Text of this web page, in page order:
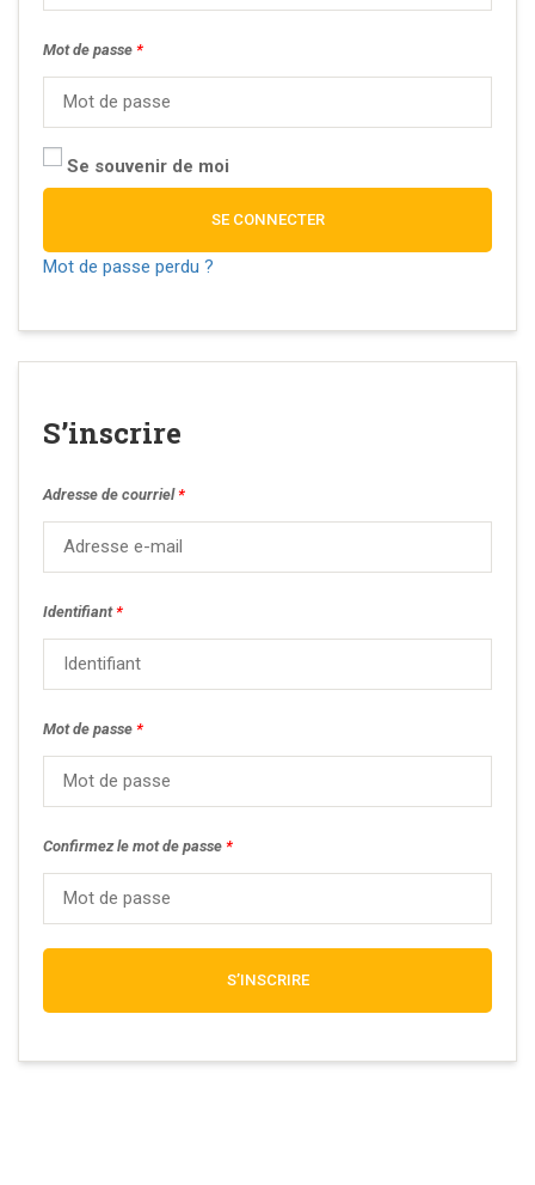
Mot de passe *
Se souvenir de moi
SE CONNECTER
Mot de passe perdu ?
S’inscrire
Adresse de courriel*
Identifiant*
Mot de passe *
Confirmez le mot de passe *
S’INSCRIRE